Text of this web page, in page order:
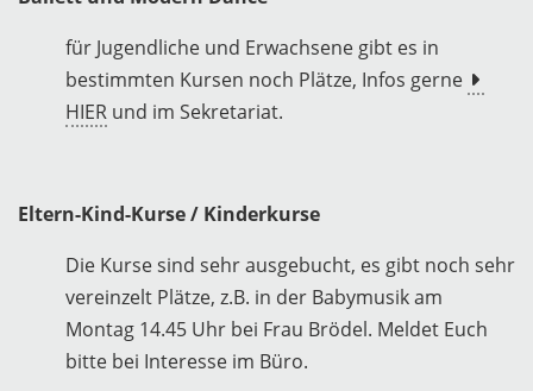
für Jugendliche und Erwachsene gibt es in
bestimmten Kursen noch Plätze, Infos gerne
HIER und im Sekretariat.
Eltern-Kind-Kurse / Kinderkurse
Die Kurse sind sehr ausgebucht, es gibt noch sehr
vereinzelt Plätze, z.B. in der Babymusik am
Montag 14.45 Uhr bei Frau Brödel. Meldet Euch
bitte bei Interesse im Büro.